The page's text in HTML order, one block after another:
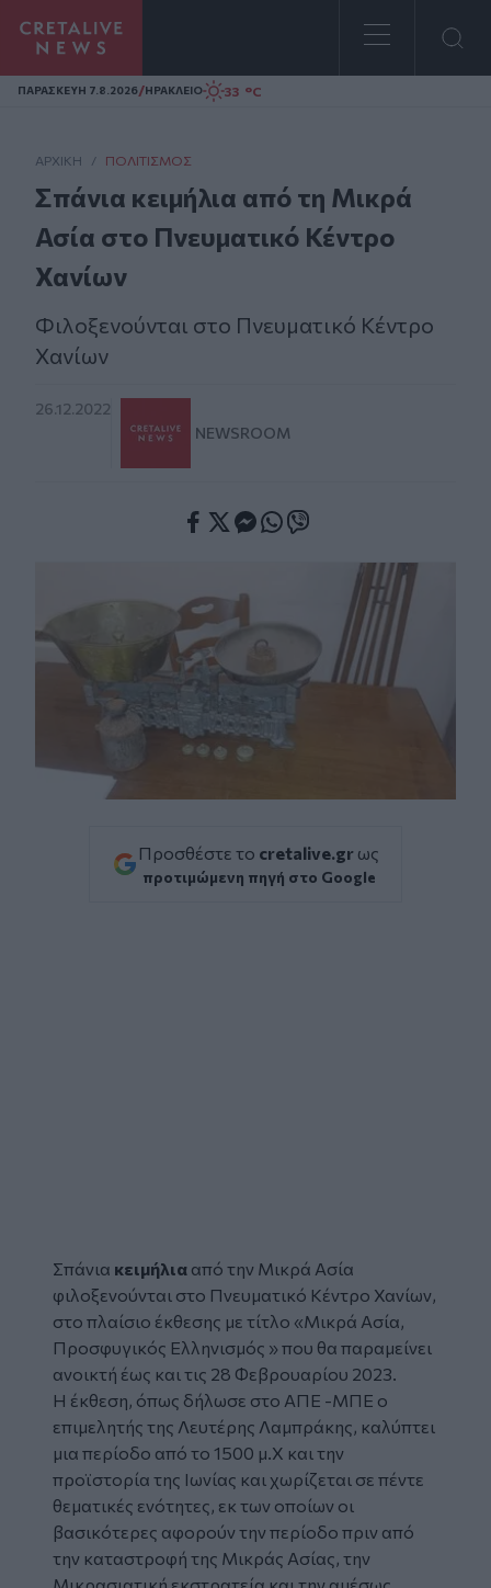
Homepage
ΠΑΡΑΣΚΕΥΗ 7.8.2026/ΗΡΑΚΛΕΙΟ 33 °C
ΑΡΧΙΚΗ / ΠΟΛΙΤΙΣΜΌΣ
Σπάνια κειμήλια από τη Μικρά
Ασία στο Πνευματικό Κέντρο
Χανίων
Φιλοξενούνται στο Πνευματικό Κέντρο
Χανίων
26.12.2022
NEWSROOM
Προσθέστε το cretalive.gr ως
προτιμώμενη πηγή στο Google
Σπάνια κειμήλια από την Μικρά Ασία
φιλοξενούνται στο Πνευματικό Κέντρο Χανίων,
στο πλαίσιο έκθεσης με τίτλο «Μικρά Ασία,
Προσφυγικός Ελληνισμός » που θα παραμείνει
ανοικτή έως και τις 28 Φεβρουαρίου 2023.
Η έκθεση, όπως δήλωσε στο ΑΠΕ -ΜΠΕ ο
επιμελητής της Λευτέρης Λαμπράκης, καλύπτει
μια περίοδο από το 1500 μ.Χ και την
προϊστορία της Ιωνίας και χωρίζεται σε πέντε
θεματικές ενότητες, εκ των οποίων οι
βασικότερες αφορούν την περίοδο πριν από
την καταστροφή της Μικράς Ασίας, την